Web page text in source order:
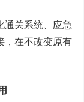
通关系统、应急
，在不改变原有